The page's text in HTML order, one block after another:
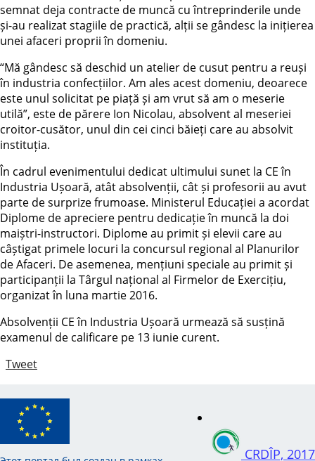
semnat deja contracte de muncă cu întreprinderile unde
și-au realizat stagiile de practică, alții se gândesc la inițierea
unei afaceri proprii în domeniu.
“Mă gândesc să deschid un atelier de cusut pentru a reuși
în industria confecțiilor. Am ales acest domeniu, deoarece
este unul solicitat pe piață și am vrut să am o meserie
utilă”, este de părere Ion Nicolau, absolvent al meseriei
croitor-cusător, unul din cei cinci băieți care au absolvit
instituția.
În cadrul evenimentului dedicat ultimului sunet la CE în
Industria Ușoară, atât absolvenții, cât și profesorii au avut
parte de surprize frumoase. Ministerul Educației a acordat
Diplome de apreciere pentru dedicație în muncă la doi
maiștri-instructori. Diplome au primit și elevii care au
câștigat primele locuri la concursul regional al Planurilor
de Afaceri. De asemenea, mențiuni speciale au primit și
participanții la Târgul național al Firmelor de Exercițiu,
organizat în luna martie 2016.
Absolvenții CE în Industria Ușoară urmează să susțină
examenul de calificare pe 13 iunie curent.
Tweet
CRDÎP, 2017